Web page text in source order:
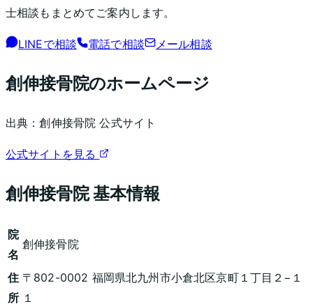
士相談もまとめてご案内します。
LINEで相談 電話で相談 メール相談
創伸接骨院のホームページ
出典：創伸接骨院 公式サイト
公式サイトを見る
創伸接骨院基本情報
院
名
創伸接骨院
住
所
〒802-0002 福岡県北九州市小倉北区京町１丁目２−１
１